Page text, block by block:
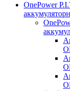
OnePower